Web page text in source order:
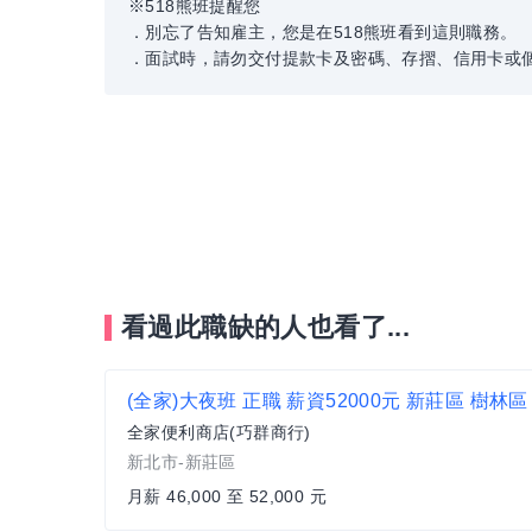
※518熊班提醒您
．別忘了告知雇主，您是在518熊班看到這則職務。
．面試時，請勿交付提款卡及密碼、存摺、信用卡或
看過此職缺的人也看了...
全家便利商店(巧群商行)
新北市-新莊區
月薪 46,000 至 52,000 元